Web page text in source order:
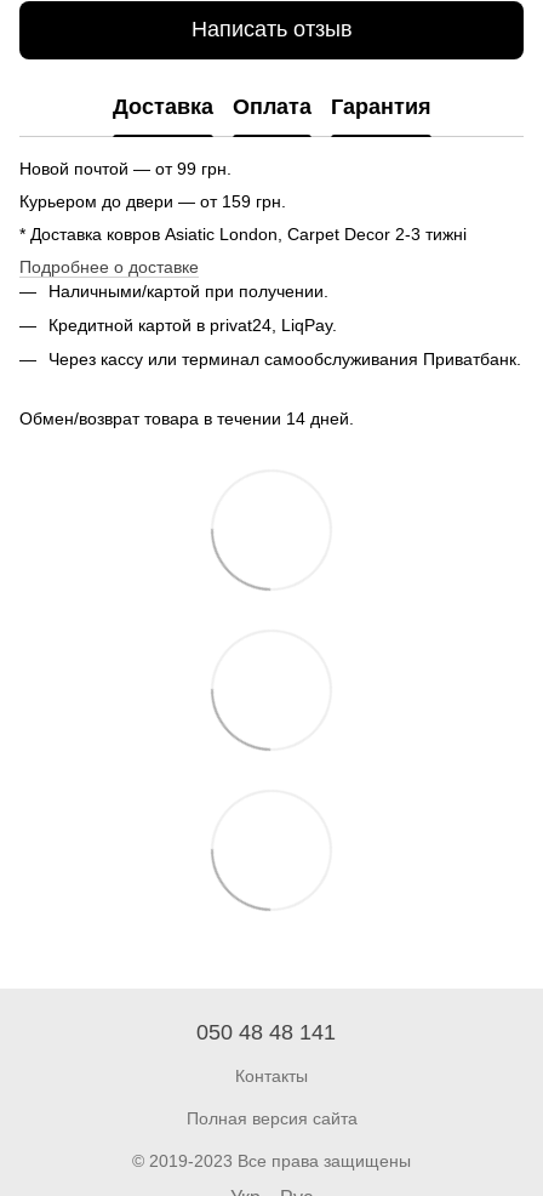
Написать отзыв
Доставка Оплата Гарантия
Новой почтой — от 99 грн.
Курьером до двери — от 159 грн.
* Доставка ковров Asiatic London, Carpet Decor 2-3 тижні
Подробнее о доставке
Наличными/картой при получении.
Кредитной картой в privat24, LiqPay.
Через кассу или терминал самообслуживания Приватбанк.
Обмен/возврат товара в течении 14 дней.
050 48 48 141
Контакты
Полная версия сайта
© 2019-2023 Все права защищены